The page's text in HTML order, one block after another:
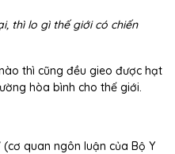
thì lo gì thế giới có chiến
thì cũng đều gieo được hạt
hòa bình cho thế giới.
quan ngôn luận của Bộ Y